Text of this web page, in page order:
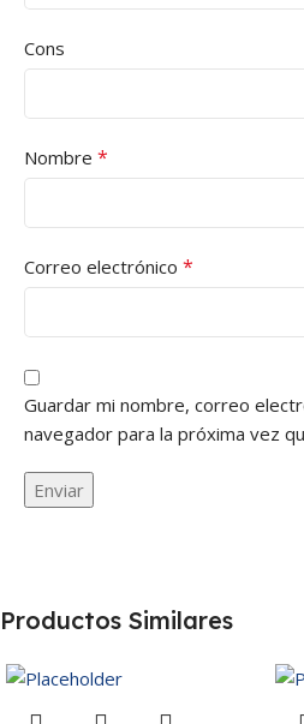
Cons
Nombre *
Correo electrónico *
Guardar mi nombre, correo
navegador para la próxima vez
Productos Similares